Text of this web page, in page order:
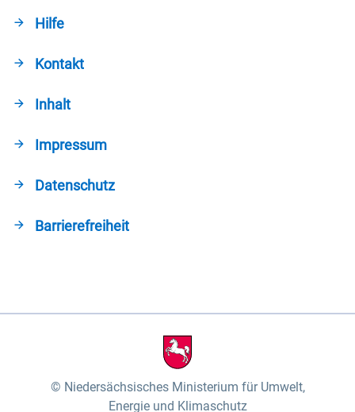
Hilfe
Kontakt
Inhalt
Impressum
Datenschutz
Barrierefreiheit
Niedersächsisches Ministerium für Umwelt,
Energie und Klimaschutz